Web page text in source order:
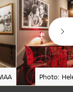
Photo: